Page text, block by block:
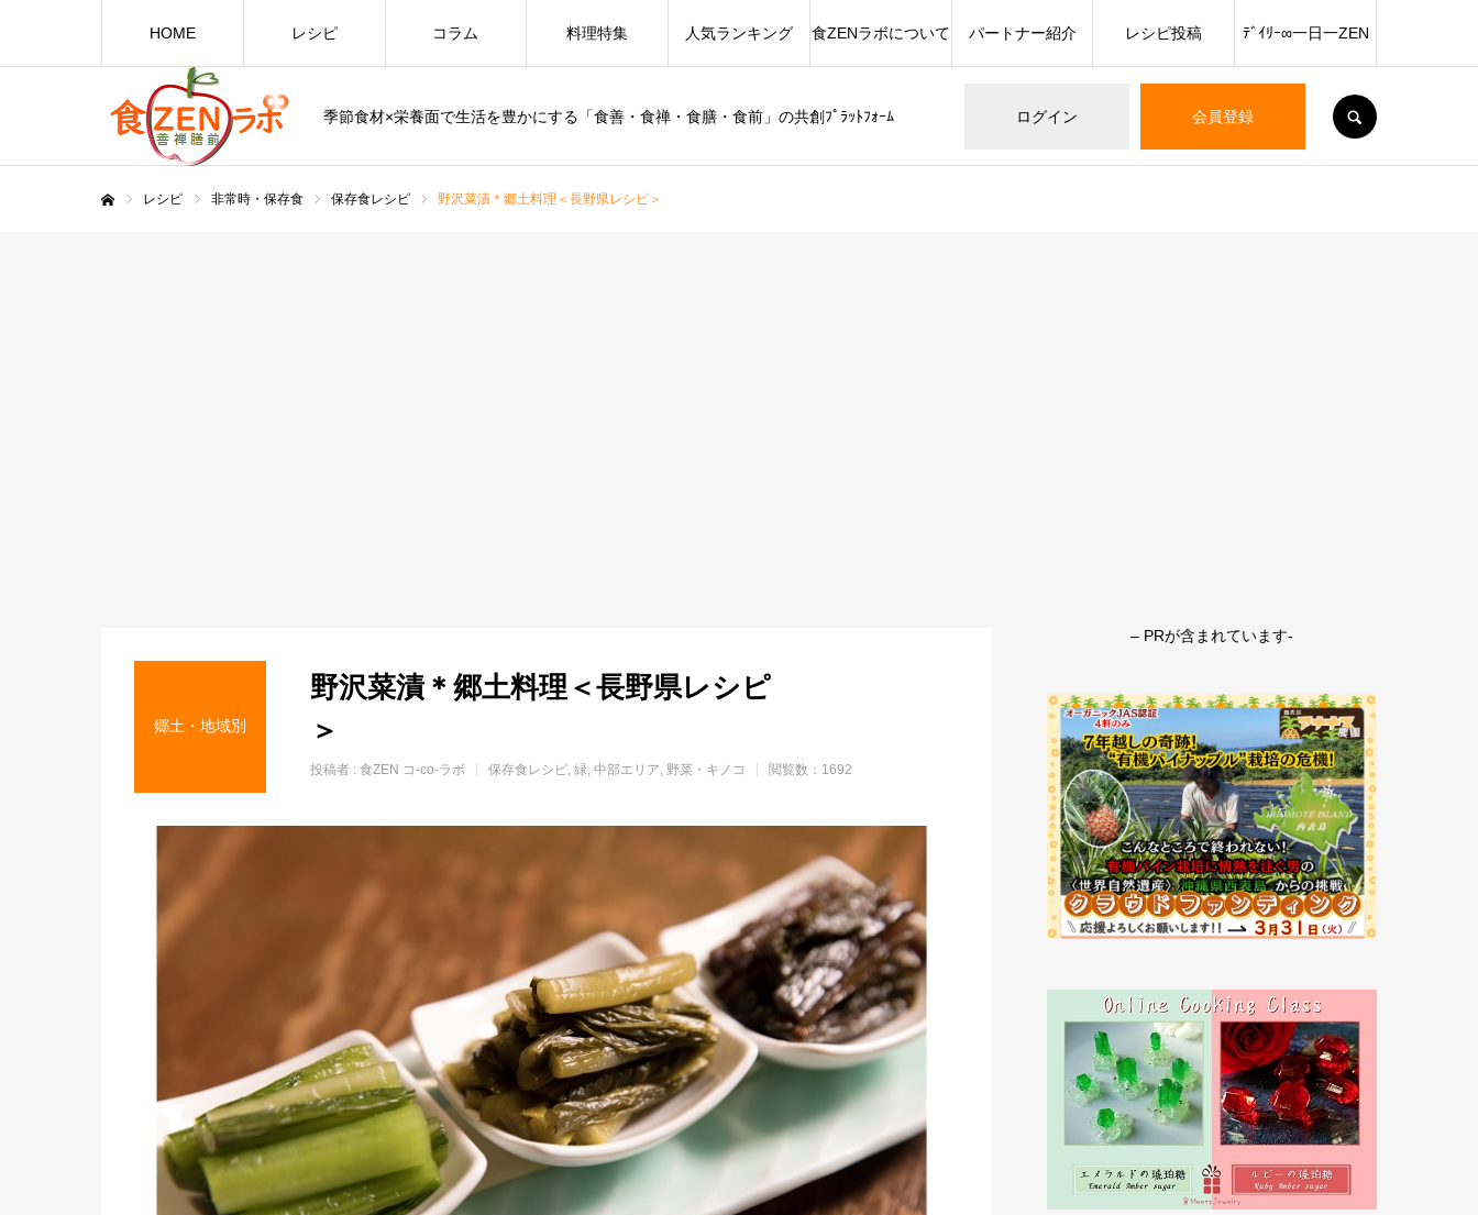
季節食材×栄養面で生活を豊かにする「食善・食禅・食膳・食前」の共創ﾌﾟﾗｯﾄﾌｫｰﾑ ログイン 会員登録
HOME レシピ コラム 料理特集 人気ランキング 食ZENラボについて パートナー紹介 レシピ投稿 ﾃﾞｲﾘｰ∞一日一ZEN
レシピ 非常時・保存食 保存食レシピ 野沢菜漬＊郷土料理＜長野県レシピ＞
郷土・地域別
野沢菜漬＊郷土料理＜長野県レシピ
＞
投稿者 : 食ZEN コ-co-ラボ 保存食レシピ 緑 中部エリア 野菜・キノコ 閲覧数：1692
– PRが含まれています-